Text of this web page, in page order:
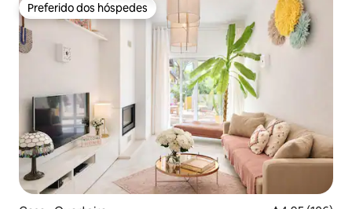
Preferido dos hóspedes
Preferido dos hóspedes